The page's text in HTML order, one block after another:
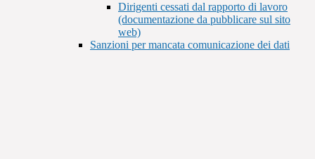
Dirigenti cessati dal rapporto di lavoro
(documentazione da pubblicare sul sito
web)
Sanzioni per mancata comunicazione dei dati